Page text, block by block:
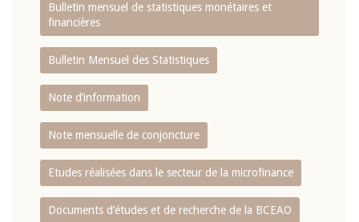
Bulletin mensuel de statistiques monétaires et
financières
Bulletin Mensuel des Statistiques
Note d’information
Note mensuelle de conjoncture
Etudes réalisées dans le secteur de la microfinance
Documents d’études et de recherche de la BCEAO